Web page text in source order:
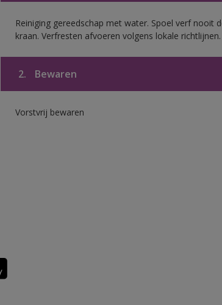
Reiniging gereedschap met water. Spoel verf
kraan. Verfresten afvoeren volgens lokale richtlijnen.
2. Bewaren
Vorstvrij bewaren